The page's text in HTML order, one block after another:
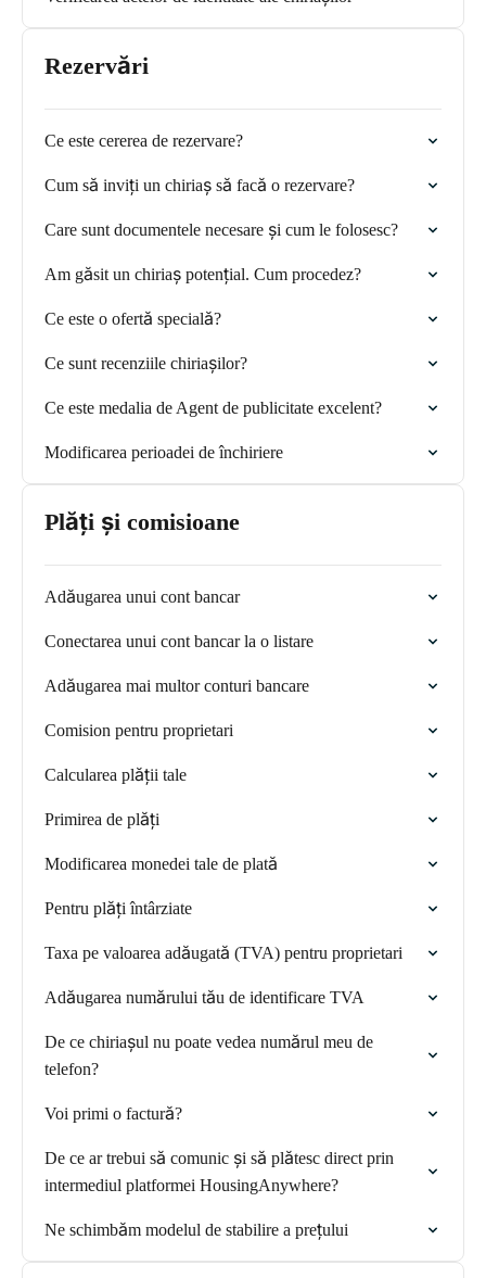
Rezervări
Ce este cererea de rezervare?
Cum să inviți un chiriaș să facă o rezervare?
Care sunt documentele necesare și cum le folosesc?
Am găsit un chiriaș potențial. Cum procedez?
Ce este o ofertă specială?
Ce sunt recenziile chiriașilor?
Ce este medalia de Agent de publicitate excelent?
Modificarea perioadei de închiriere
Plăți și comisioane
Adăugarea unui cont bancar
Conectarea unui cont bancar la o listare
Adăugarea mai multor conturi bancare
Comision pentru proprietari
Calcularea plății tale
Primirea de plăți
Modificarea monedei tale de plată
Pentru plăți întârziate
Taxa pe valoarea adăugată (TVA) pentru proprietari
Adăugarea numărului tău de identificare TVA
De ce chiriașul nu poate vedea numărul meu de
telefon?
Voi primi o factură?
De ce ar trebui să comunic și să plătesc direct prin
intermediul platformei HousingAnywhere?
Ne schimbăm modelul de stabilire a prețului